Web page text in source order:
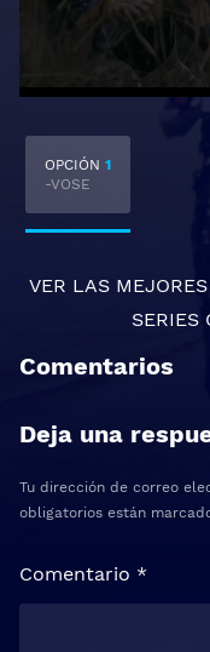
OPCIÓN 1
-VOSE
VER LAS MEJORES
SERIES
Comentarios
Deja una
Tu dirección de correo
obligatorios están
Comentario *